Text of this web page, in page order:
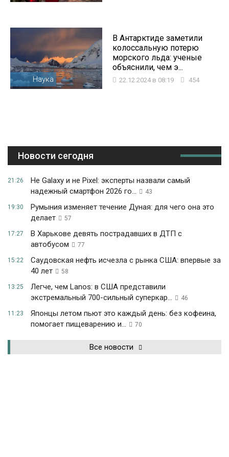
Наука
В Антарктиде заметили
колоссальную потерю
морского льда: ученые
объяснили, чем э...
22.12.2024 в 08:19 454
Новости сегодня
21:26
Не Galaxy и не Pixel: эксперты назвали самый
надежный смартфон 2026 го...
43
19:30
Румыния изменяет течение Дуная: для чего она это
делает
57
17:27
В Харькове девять пострадавших в ДТП с
автобусом
77
15:22
Саудовская нефть исчезла с рынка США: впервые за
40 лет
58
13:25
Легче, чем Lanos: в США представили
экстремальный 700-сильный суперкар...
46
11:23
Японцы летом пьют это каждый день: без кофеина,
помогает пищеварению и...
70
Все новости